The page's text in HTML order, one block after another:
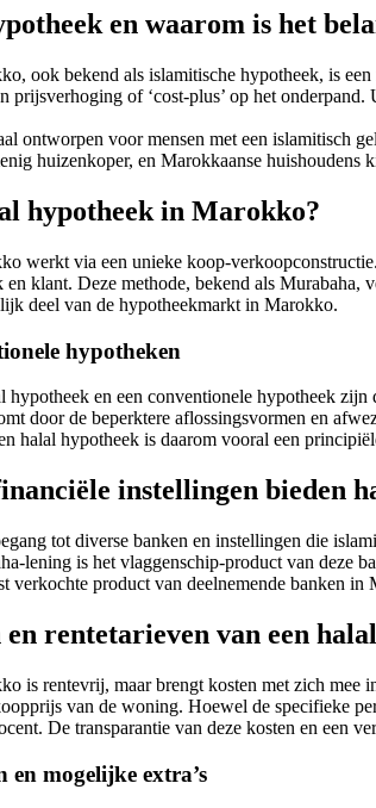
en waarom is het
ook bekend als islamitische hypotheek, is
prijsverhoging of ‘cost-plus’ op het
ontworpen voor mensen met een islamitisch
huizenkoper, en Marokkaanse huishoudens
hypotheek in Marokko?
werkt via een unieke koop-
en klant. Deze methode, bekend als
deel van de hypotheekmarkt in Marokko.
hypotheken
hypotheek en een conventionele hypotheek
door de beperktere aflossingsvormen en
halal hypotheek is daarom vooral een
instellingen bieden
tot diverse banken en instellingen die
lening is het vlaggenschip-product van deze
verkochte product van deelnemende banken in
rentetarieven van een
is rentevrij, maar brengt kosten met zich mee
van de woning. Hoewel de specifieke
De transparantie van deze kosten en
mogelijke extra’s